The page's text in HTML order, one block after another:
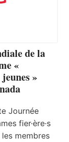
de la
«
»
Journée
fier·ère·s
membres